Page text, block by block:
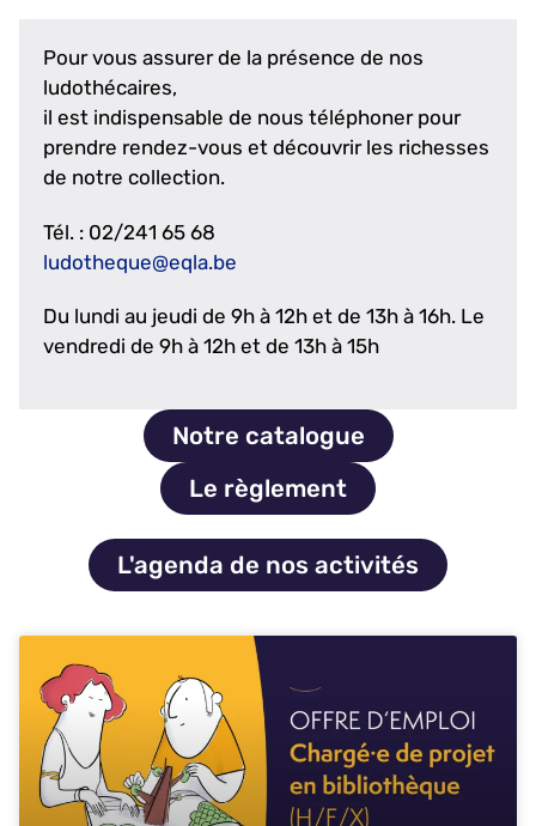
Pour vous assurer de la présence de nos
ludothécaires,
il est indispensable de nous téléphoner pour
prendre rendez-vous et découvrir les richesses
de notre collection.
Tél. : 02/241 65 68
ludotheque@eqla.be
Du lundi au jeudi de 9h à 12h et de 13h à 16h. Le
vendredi de 9h à 12h et de 13h à 15h
Notre catalogue
Le règlement
L'agenda de nos activités